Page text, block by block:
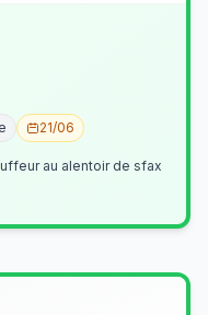
21/06
au alentoir de sfax